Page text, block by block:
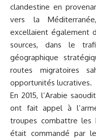
clandestine en
vers la
excellaient également
sources, dans le
géographique
routes migratoires
opportunités lucratives.
En 2015, l’Arabie
ont fait appel à
troupes combattre les
était commandé par